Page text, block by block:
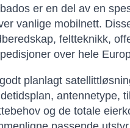
er en del av en
vanlige mobilnett.
feltteknikk,
over hele
planlagt
antennetype,
og de totale